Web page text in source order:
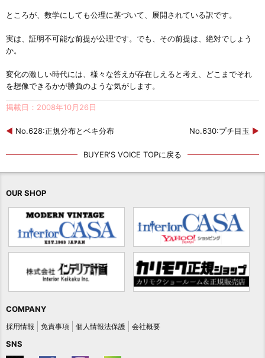
ところが、数学にしても公理に基づいて、展開されている訳です。
実は、証明不可能な前提が公理です。でも、その前提は、絶対でしょう
か。
変化の激しい時代には、様々な答えが存在しえると考え、どこまでそれ
を想像できるかが勝負のような気がします。
掲載日：2008年10月26日
◀ No.628:正規分布とベキ分布 No.630:プチ目玉 ▶
BUYER'S VOICE TOPに戻る
OUR SHOP
COMPANY
採用情報 免責事項 個人情報法保護 会社概要
SNS